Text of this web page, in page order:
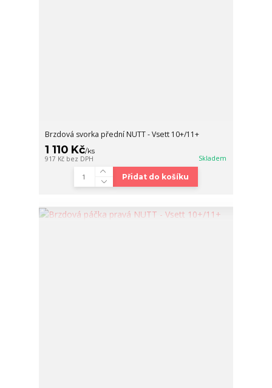
Brzdová svorka přední NUTT - Vsett 10+/11+
1 110 Kč/ks
917 Kč bez DPH Skladem
Přidat do košíku